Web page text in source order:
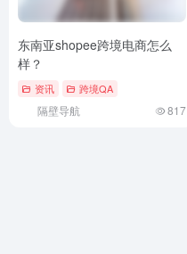
东南亚shopee跨境电商怎么
样？
资讯 跨境QA
隔壁导航 817